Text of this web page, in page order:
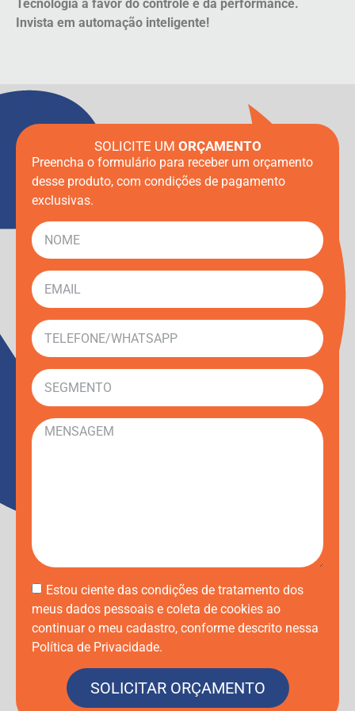
Tecnologia a favor do controle e da performance.
Invista em automação inteligente!
SOLICITE UM ORÇAMENTO
Preencha o formulário para receber um orçamento
desse produto, com condições de pagamento
exclusivas.
Estou ciente das condições de tratamento dos
meus dados pessoais e coleta de cookies ao
continuar o meu cadastro, conforme descrito nessa
Política de Privacidade.
SOLICITAR ORÇAMENTO